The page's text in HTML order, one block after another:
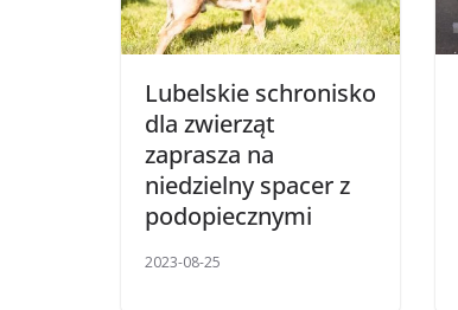
Lubelskie schronisko
dla zwierząt
zaprasza na
niedzielny spacer z
podopiecznymi
2023-08-25